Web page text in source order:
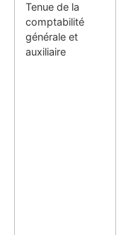
Tenue de la
comptabilité
générale et
auxiliaire